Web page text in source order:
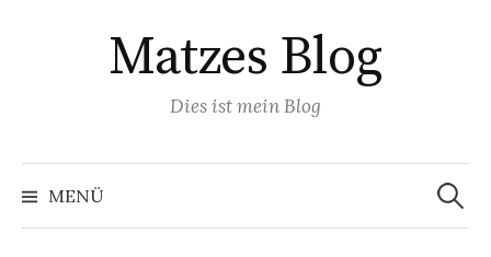
Matzes Blog
Dies ist mein Blog
MENÜ
Suchen
nach: